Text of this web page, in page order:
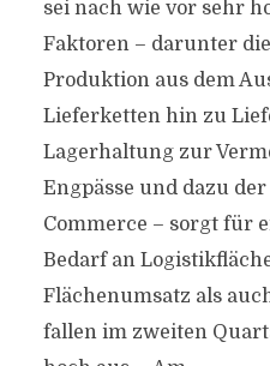
sei nach wie vor sehr
Faktoren – darunter
Produktion aus dem
Lieferketten hin zu
Lagerhaltung zur
Engpässe und dazu
Commerce – sorgt für
Bedarf an
Flächenumsatz als
fallen im zweiten